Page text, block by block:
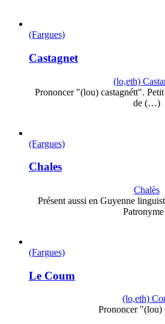
(Fargues)
Castagnet
(lo,eth)
Prononcer "(lou) castagnétt".
de (…)
(Fargues)
Chales
Chalès
Présent aussi en Guyenne
Patronyme
(Fargues)
Le Coum
(lo,eth)
Prononcer "(lou)